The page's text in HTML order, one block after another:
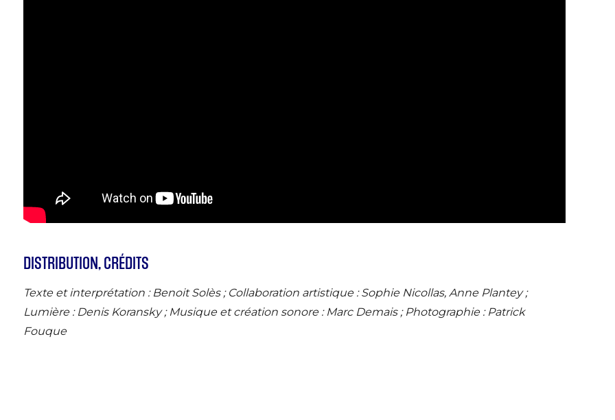
DISTRIBUTION, CRÉDITS
Texte et interprétation : Benoit Solès ; Collaboration artistique : Sophie Nicollas, Anne Plantey ;
Lumière : Denis Koransky ; Musique et création sonore : Marc Demais ; Photographie : Patrick
Fouque